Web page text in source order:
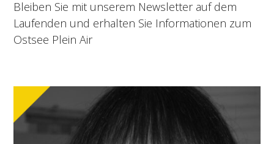
Bleiben Sie mit unserem Newsletter auf dem
Laufenden und erhalten Sie Informationen zum
Ostsee Plein Air